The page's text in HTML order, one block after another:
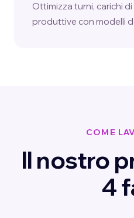
Ottimizza turni, carichi
produttive con modelli
COME
Il nostro
4